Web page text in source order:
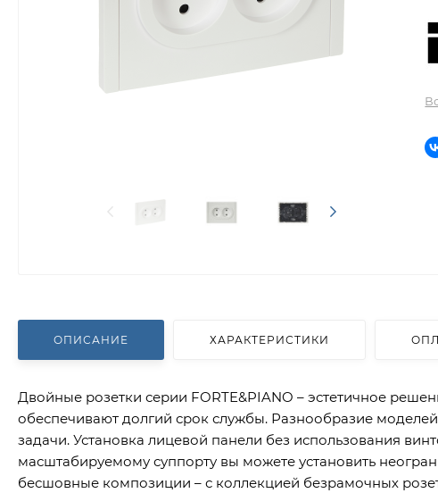
ОПИСАНИЕ ХАРАКТЕРИСТИКИ
Двойные розетки серии FORTE&PIANO – эстетичное
обеспечивают долгий срок службы. Разнообразие
задачи. Установка лицевой панели без использования
масштабируемому суппорту вы можете установить
бесшовные композиции – с коллекцией безрамочных